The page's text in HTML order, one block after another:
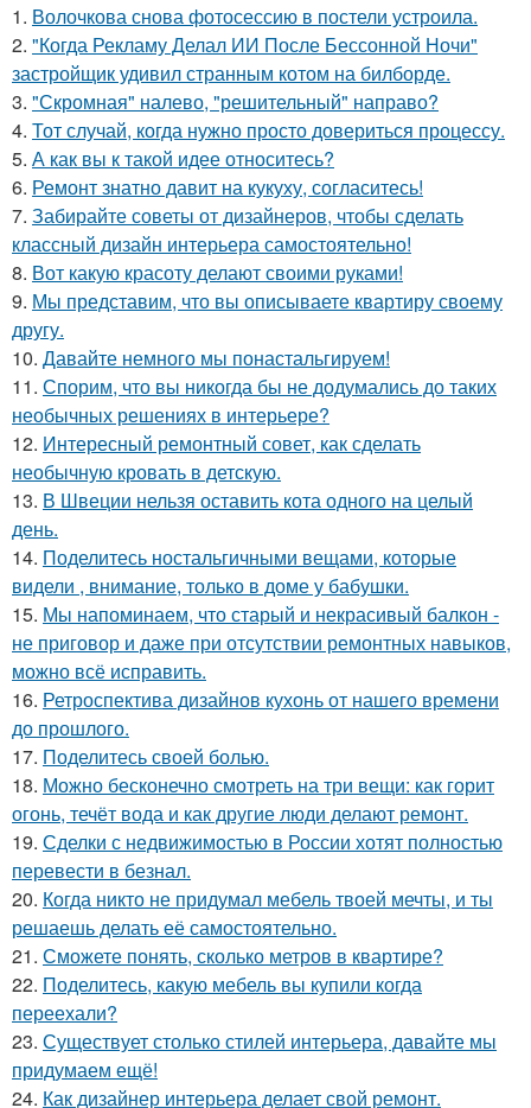
1. Волочкова снова фотосессию в постели устроила.
2. "Когда Рекламу Делал ИИ После Бессонной Ночи"
застройщик удивил странным котом на билборде.
3. "Скромная" налево, "решительный" направо?
4. Тот случай, когда нужно просто довериться процессу.
5. А как вы к такой идее относитесь?
6. Ремонт знатно давит на кукуху, согласитесь!
7. Забирайте советы от дизайнеров, чтобы сделать
классный дизайн интерьера самостоятельно!
8. Вот какую красоту делают своими руками!
9. Мы представим, что вы описываете квартиру своему
другу.
10. Давайте немного мы понастальгируем!
11. Спорим, что вы никогда бы не додумались до таких
необычных решениях в интерьере?
12. Интересный ремонтный совет, как сделать
необычную кровать в детскую.
13. В Швеции нельзя оставить кота одного на целый
день.
14. Поделитесь ностальгичными вещами, которые
видели , внимание, только в доме у бабушки.
15. Мы напоминаем, что старый и некрасивый балкон -
не приговор и даже при отсутствии ремонтных навыков,
можно всё исправить.
16. Ретроспектива дизайнов кухонь от нашего времени
до прошлого.
17. Поделитесь своей болью.
18. Можно бесконечно смотреть на три вещи: как горит
огонь, течёт вода и как другие люди делают ремонт.
19. Сделки с недвижимостью в России хотят полностью
перевести в безнал.
20. Когда никто не придумал мебель твоей мечты, и ты
решаешь делать её самостоятельно.
21. Сможете понять, сколько метров в квартире?
22. Поделитесь, какую мебель вы купили когда
переехали?
23. Существует столько стилей интерьера, давайте мы
придумаем ещё!
24. Как дизайнер интерьера делает свой ремонт.